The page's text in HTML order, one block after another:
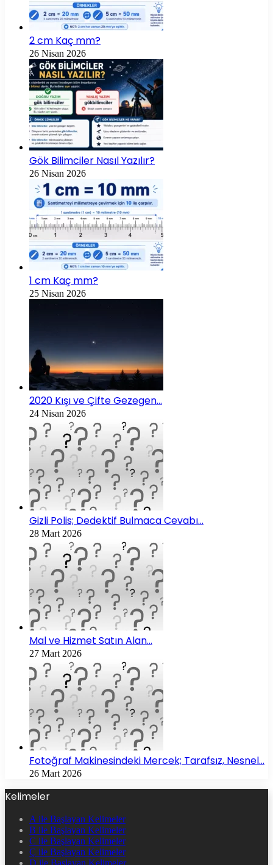
2 cm Kaç mm?
26 Nisan 2026
Gök Bilimciler Nasıl Yazılır?
26 Nisan 2026
1 cm Kaç mm?
25 Nisan 2026
2020 Kışı ve Çifte Gezegen…
24 Nisan 2026
Gizli Polis; Dedektif Bulmaca Cevabı…
28 Mart 2026
Mal ve Hizmet Satın Alan…
27 Mart 2026
Fotoğraf Makinesindeki Mercek; Tarafsız, Nesnel…
26 Mart 2026
Kelimeler
A ile Başlayan Kelimeler
B ile Başlayan Kelimeler
C ile Başlayan Kelimeler
Ç ile Başlayan Kelimeler
D ile Başlayan Kelimeler